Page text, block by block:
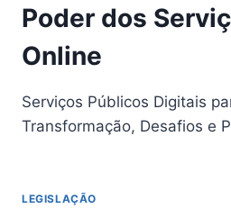
Poder dos
Online
Serviços Públicos Digitais
Transformação, Desafios e
LEGISLAÇÃO